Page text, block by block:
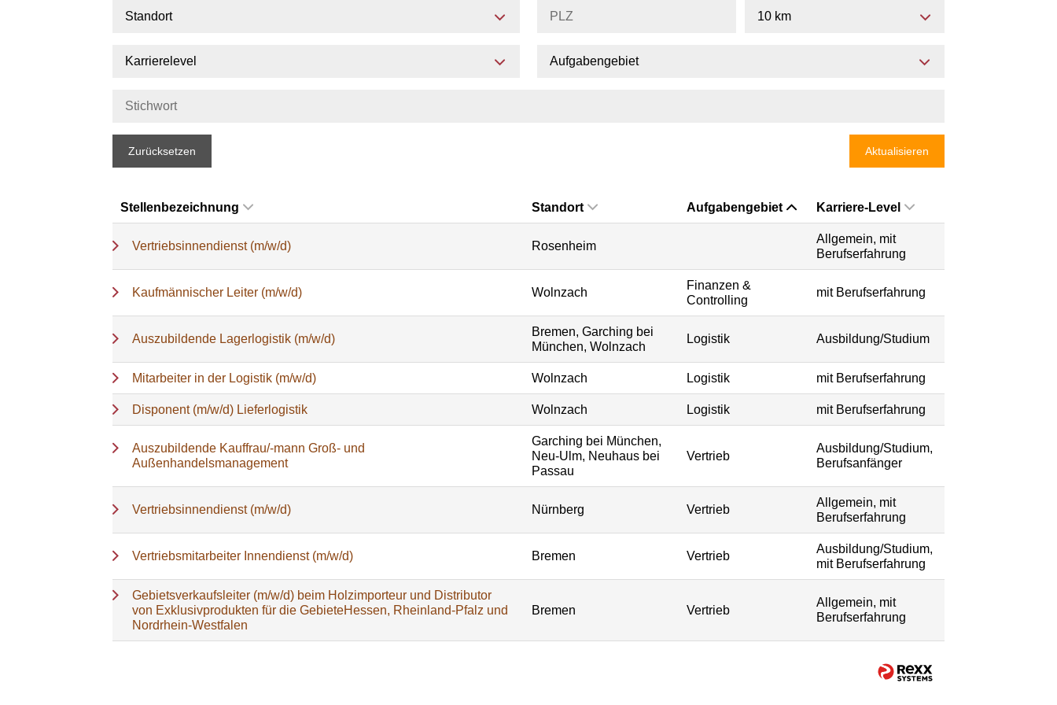
Standort 10 km
Karrierelevel Aufgabengebiet
Zurücksetzen Aktualisieren
Stellenbezeichnung Standort Aufgabengebiet Karriere-Level
Vertriebsinnendienst (m/w/d) Rosenheim
Allgemein, mit
Berufserfahrung
Kaufmännischer Leiter (m/w/d) Wolnzach
Finanzen &
Controlling
mit Berufserfahrung
Auszubildende Lagerlogistik (m/w/d)
Bremen, Garching bei
München, Wolnzach
Logistik Ausbildung/Studium
Mitarbeiter in der Logistik (m/w/d) Wolnzach Logistik mit Berufserfahrung
Disponent (m/w/d) Lieferlogistik Wolnzach Logistik mit Berufserfahrung
Auszubildende Kauffrau/-mann Groß- und
Außenhandelsmanagement
Garching bei München,
Neu-Ulm, Neuhaus bei
Passau
Vertrieb
Ausbildung/Studium,
Berufsanfänger
Vertriebsinnendienst (m/w/d) Nürnberg Vertrieb
Allgemein, mit
Berufserfahrung
Vertriebsmitarbeiter Innendienst (m/w/d) Bremen Vertrieb
Ausbildung/Studium,
mit Berufserfahrung
Gebietsverkaufsleiter (m/w/d) beim Holzimporteur und Distributor
von Exklusivprodukten für die GebieteHessen, Rheinland-Pfalz und
Nordrhein-Westfalen
Bremen Vertrieb
Allgemein, mit
Berufserfahrung